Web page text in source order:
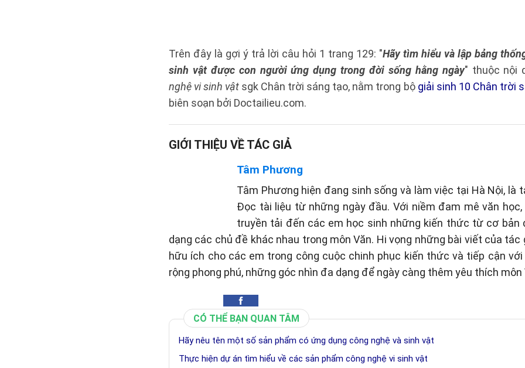
Trên đây là gợi ý trả lời câu hỏi 1 trang 129: "Hãy tìm hiểu và lập bảng
sinh vật được con người ứng dụng trong đời sống hằng ngày" thuộc nội
nghệ vi sinh vật sgk Chân trời sáng tạo, nằm trong bộ giải sinh 10 Chân trời
biên soạn bởi Doctailieu.com.
GIỚI THIỆU VỀ TÁC GIẢ
Tâm Phương
Tâm Phương hiện đang sinh sống và làm việc tại Hà Nội, là
Đọc tài liệu từ những ngày đầu. Với niềm đam mê văn
truyền tải đến các em học sinh những kiến thức từ cơ bản
dạng các chủ đề khác nhau trong môn Văn. Hi vọng những bài viết của tác
hữu ích cho các em trong công cuộc chinh phục kiến thức và tiếp cận
rộng phong phú, những góc nhìn đa dạng để ngày càng thêm yêu thích môn
CÓ THỂ BẠN QUAN TÂM
Hãy nêu tên một số sản phẩm có ứng dụng công nghệ và sinh vật
Thực hiện dự án tìm hiểu về các sản phẩm công nghệ vi sinh vật